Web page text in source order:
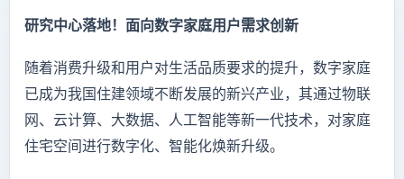
研究中心落地！面向数字家庭用户需求创新
随着消费升级和用户对生活品质要求的提升，数字家庭
已成为我国住建领域不断发展的新兴产业，其通过物联
网、云计算、大数据、人工智能等新一代技术，对家庭
住宅空间进行数字化、智能化焕新升级。